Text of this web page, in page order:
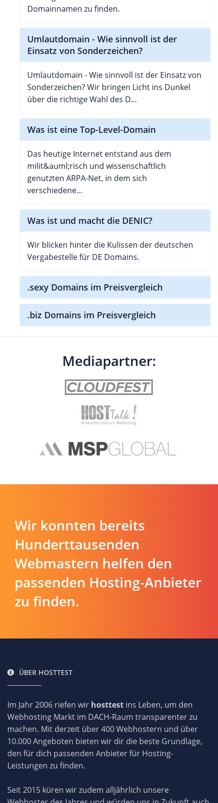
Domainnamen zu finden.
Umlautdomain - Wie sinnvoll ist der
Einsatz von Sonderzeichen?
Umlautdomain - Wie sinnvoll ist der Einsatz von
Sonderzeichen? Wir bringen Licht ins Dunkel
über die richtige Wahl des D...
Was ist eine Top-Level-Domain
Das heutige Internet entstand aus dem
milit&auml;risch und wissenschaftlich
genutzten ARPA-Net, in dem sich
verschiedene...
Was ist und macht die DENIC?
Wir blicken hinter die Kulissen der deutschen
Vergabestelle für DE Domains.
.sexy Domains im Preisvergleich
.biz Domains im Preisvergleich
Mediapartner:
Wir konnten bereits
Hunderttausenden
Webmastern helfen den
passenden Hosting-Anbieter
zu finden.
ÜBER HOSTTEST
Im Jahr 2006 riefen wir hosttest ins Leben, um den
Webhosting Markt im DACH-Raum transparenter zu
machen. Mit derzeit über 400 Webhostern und über
10.000 Angeboten bieten wir dir die beste Grundlage,
den für dich passenden Anbieter für Hosting-
Leistungen zu finden.
Seit 2015 küren wir zudem alljährlich unsere